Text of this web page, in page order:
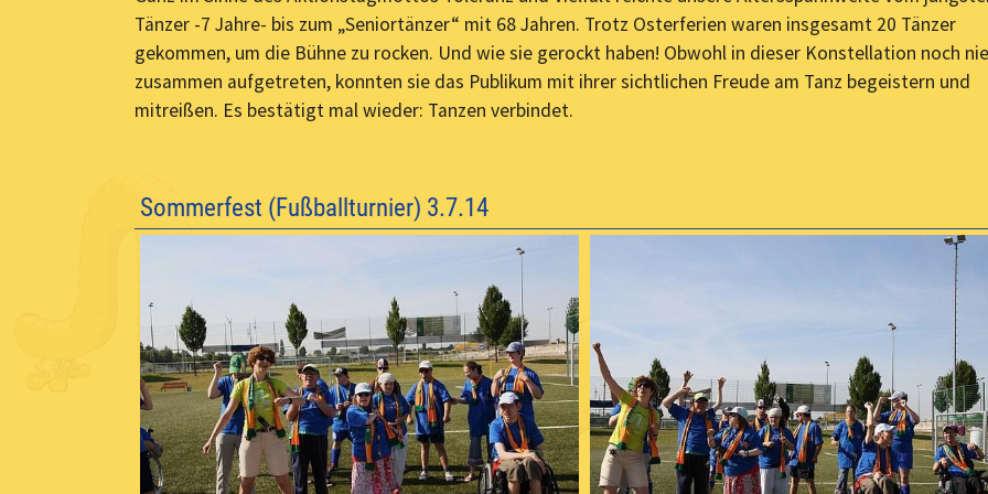
Tänzer -7 Jahre- bis zum „Seniortänzer“ mit 68 Jahren. Trotz Osterferien waren insgesamt 20 Tänzer
gekommen, um die Bühne zu rocken. Und wie sie gerockt haben! Obwohl in dieser Konstellation noch nie
zusammen aufgetreten, konnten sie das Publikum mit ihrer sichtlichen Freude am Tanz begeistern und
mitreißen. Es bestätigt mal wieder: Tanzen verbindet.
Sommerfest (Fußballturnier) 3.7.14